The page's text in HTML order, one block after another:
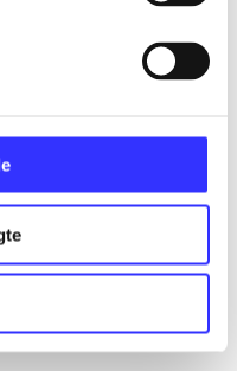
på udgivelser